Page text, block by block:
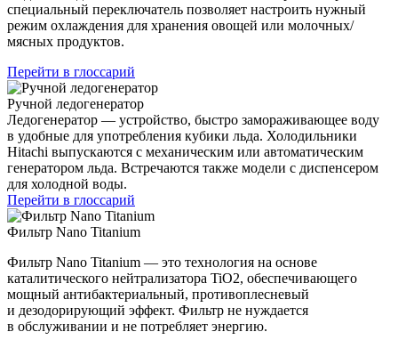
специальный переключатель позволяет настроить нужный
режим охлаждения для хранения овощей или молочных/
мясных продуктов.
Перейти в глоссарий
Ручной ледогенератор
Ледогенератор — устройство, быстро замораживающее воду
в удобные для употребления кубики льда. Холодильники
Hitachi выпускаются с механическим или автоматическим
генератором льда. Встречаются также модели с диспенсером
для холодной воды.
Перейти в глоссарий
Фильтр Nano Titanium
Фильтр Nano Titanium — это технология на основе
каталитического нейтрализатора TiO2, обеспечивающего
мощный антибактериальный, противоплесневый
и дезодорирующий эффект. Фильтр не нуждается
в обслуживании и не потребляет энергию.